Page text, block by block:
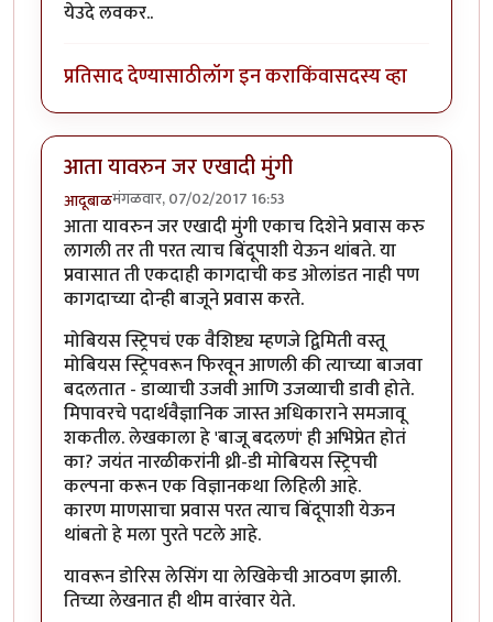
येउदे लवकर..
प्रतिसाद देण्यासाठीलॉग इन कराकिंवासदस्य व्हा
आता यावरुन जर एखादी मुंगी
आदूबाळमंगळवार, 07/02/2017 16:53
आता यावरुन जर एखादी मुंगी एकाच दिशेने प्रवास करु
लागली तर ती परत त्याच बिंदूपाशी येऊन थांबते. या
प्रवासात ती एकदाही कागदाची कड ओलांडत नाही पण
कागदाच्या दोन्ही बाजूने प्रवास करते.
मोबियस स्ट्रिपचं एक वैशिष्ट्य म्हणजे द्विमिती वस्तू
मोबियस स्ट्रिपवरून फिरवून आणली की त्याच्या बाजवा
बदलतात - डाव्याची उजवी आणि उजव्याची डावी होते.
मिपावरचे पदार्थवैज्ञानिक जास्त अधिकाराने समजावू
शकतील. लेखकाला हे 'बाजू बदलणं' ही अभिप्रेत होतं
का? जयंत नारळीकरांनी थ्री-डी मोबियस स्ट्रिपची
कल्पना करून एक विज्ञानकथा लिहिली आहे.
कारण माणसाचा प्रवास परत त्याच बिंदूपाशी येऊन
थांबतो हे मला पुरते पटले आहे.
यावरून डोरिस लेसिंग या लेखिकेची आठवण झाली.
तिच्या लेखनात ही थीम वारंवार येते.